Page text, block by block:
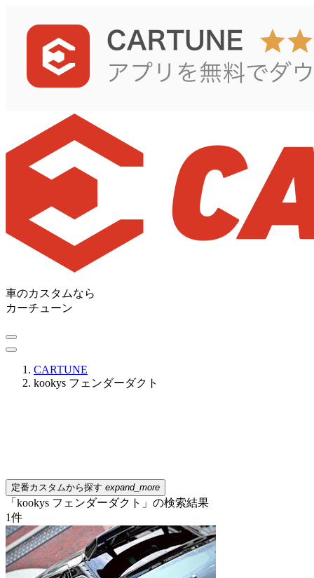
車のカスタムなら
カーチューン
CARTUNE
kookys フェンダーダクト
定番カスタムから探す expand_more
「kookys フェンダーダクト」の検索結果
1件